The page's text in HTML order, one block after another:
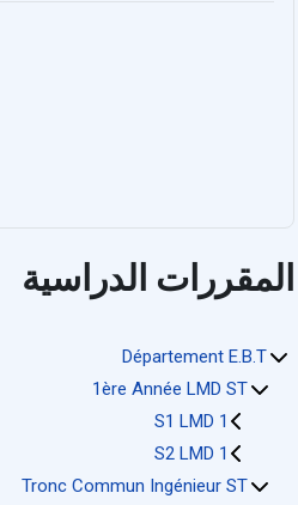
المقررات الدراسية
Département E.B.T
1ère Année LMD ST
S1 LMD 1
S2 LMD 1
Tronc Commun Ingénieur ST